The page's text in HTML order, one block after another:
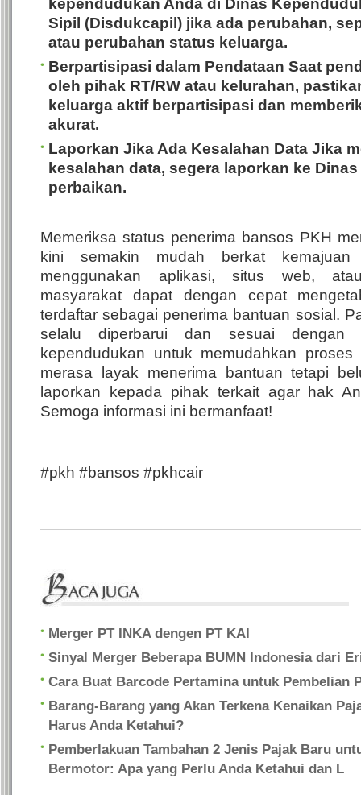
kependudukan Anda di Dinas
Sipil (Disdukcapil) jika ada perubahan,
atau perubahan status keluarga.
Berpartisipasi dalam Pendataan Saat
oleh pihak RT/RW atau kelurahan,
keluarga aktif berpartisipasi dan
akurat.
Laporkan Jika Ada Kesalahan Data Jika
kesalahan data, segera laporkan ke
perbaikan.
Memeriksa status penerima bansos PKH
kini semakin mudah berkat kemajuan
menggunakan aplikasi, situs web,
masyarakat dapat dengan cepat
terdaftar sebagai penerima bantuan sosial.
selalu diperbarui dan sesuai dengan
kependudukan untuk memudahkan
merasa layak menerima bantuan tetapi
laporkan kepada pihak terkait agar hak
Semoga informasi ini bermanfaat!
#pkh #bansos #pkhcair
Merger PT INKA dengen PT KAI
Sinyal Merger Beberapa BUMN Indonesia dari
Cara Buat Barcode Pertamina untuk Pembelian
Barang-Barang yang Akan Terkena Kenaikan
Harus Anda Ketahui?
Pemberlakuan Tambahan 2 Jenis Pajak Baru
Bermotor: Apa yang Perlu Anda Ketahui dan L